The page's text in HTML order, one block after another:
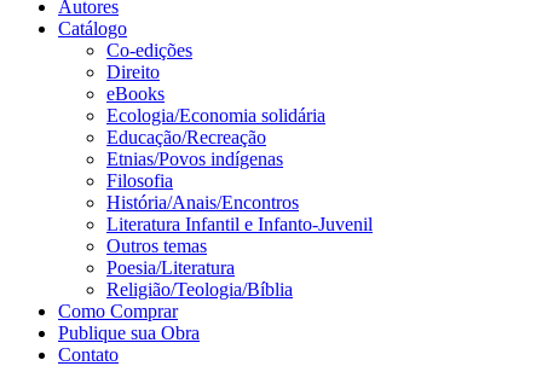
Autores
Catálogo
Co-edições
Direito
eBooks
Ecologia/Economia solidária
Educação/Recreação
Etnias/Povos indígenas
Filosofia
História/Anais/Encontros
Literatura Infantil e Infanto-Juvenil
Outros temas
Poesia/Literatura
Religião/Teologia/Bíblia
Como Comprar
Publique sua Obra
Contato